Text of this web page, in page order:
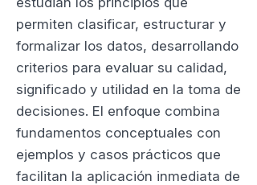
permiten clasificar, estructurar y
formalizar los datos, desarrollando
criterios para evaluar su calidad,
significado y utilidad en la toma de
decisiones. El enfoque combina
fundamentos conceptuales con
ejemplos y casos prácticos que
facilitan la aplicación inmediata de